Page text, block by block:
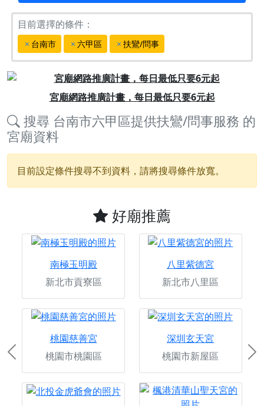
目前選擇的條件：
台南市 六甲區 扶鸞/問事
宮廟網路推廣計畫，每日最低只要6元起
Previous
搜尋 台南市六甲區提供扶鸞/問事服務 的
宮廟資料
目前設定條件搜尋不到資料，請將搜尋條件放寬。
好廟推薦
南極玉明殿
新北市貢寮區
八里紫德宮
新北市八里區
桃園慈善宮
桃園市桃園區
深圳玄天宮
桃園市新屋區
Previous